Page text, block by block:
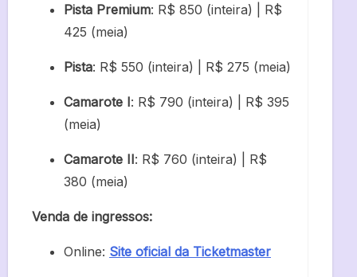
Pista Premium: R$ 850 (inteira) | R$
425 (meia)
Pista: R$ 550 (inteira) | R$ 275 (meia)
Camarote I: R$ 790 (inteira) | R$ 395
(meia)
Camarote II: R$ 760 (inteira) | R$
380 (meia)
Venda de ingressos:
Online: Site oficial da Ticketmaster